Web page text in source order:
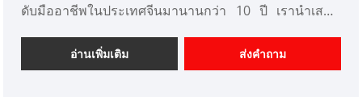
ดับมืออาชีพในประเทศจีนมานานกว่า 10 ปี เรานำเสนอ
ความได้เปรียบด้านราคาที่ดีและเสนอบริการออกแบบ
ตลาด เราหวังว่าจะได้รับความร่วมมืออย่างมีความสุขกับ
อ่านเพิ่มเติม ส่งคำถาม